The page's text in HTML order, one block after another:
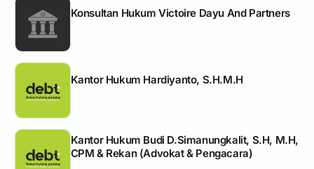
Konsultan Hukum Victoire Dayu And Partners
Kantor Hukum Hardiyanto, S.H.M.H
Kantor Hukum Budi D.Simanungkalit, S.H, M.H,
CPM & Rekan (Advokat & Pengacara)